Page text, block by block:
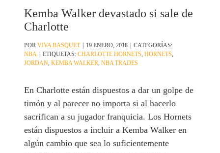
Kemba Walker devastado si sale de
Charlotte
PORVIVA BASQUET 19 ENERO, 2018
CATEGORÍAS:
NBA
ETIQUETAS:CHARLOTTE HORNETS,HORNETS,
JORDAN,KEMBA WALKER,NBA TRADES
En Charlotte están dispuestos a dar un golpe de
timón y al parecer no importa si al hacerlo
sacrifican a su jugador franquicia. Los Hornets
están dispuestos a incluir a Kemba Walker en
algún cambio que sea lo suficientemente